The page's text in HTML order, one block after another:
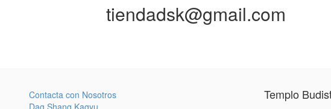
tiendadsk@gmail.com
Contacta con Nosotros
Dag Shang Kagyu
Templo